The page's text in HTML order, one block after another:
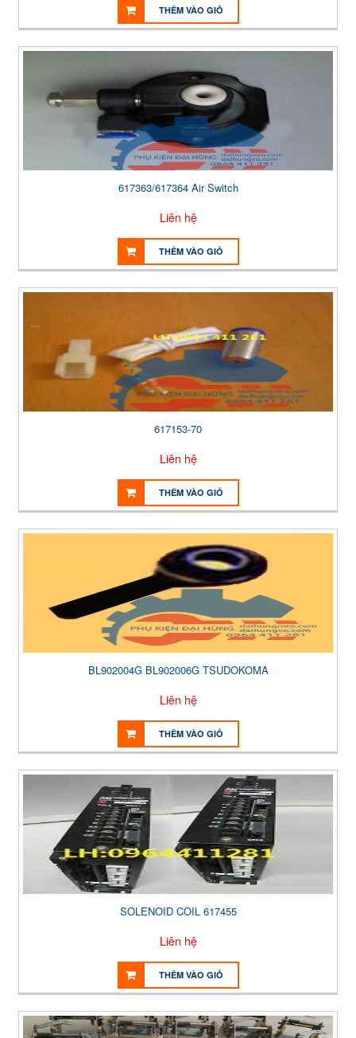
THÊM VÀO GIỎ
617363/617364 Air Switch
Liên hệ
THÊM VÀO GIỎ
617153-70
Liên hệ
THÊM VÀO GIỎ
BL902004G BL902006G TSUDOKOMA
Liên hệ
THÊM VÀO GIỎ
SOLENOID COIL 617455
Liên hệ
THÊM VÀO GIỎ